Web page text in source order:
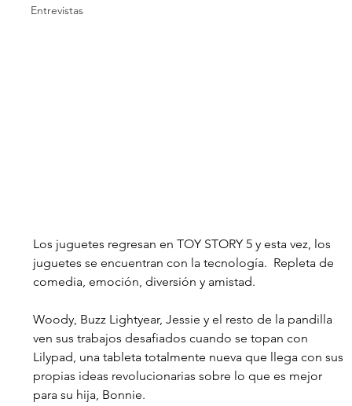
Entrevistas
Los juguetes regresan en TOY STORY 5 y esta vez, los
juguetes se encuentran con la tecnología.  Repleta de
comedia, emoción, diversión y amistad.
Woody, Buzz Lightyear, Jessie y el resto de la pandilla
ven sus trabajos desafiados cuando se topan con
Lilypad, una tableta totalmente nueva que llega con sus
propias ideas revolucionarias sobre lo que es mejor
para su hija, Bonnie.